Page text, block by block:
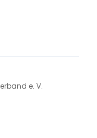
e. V.